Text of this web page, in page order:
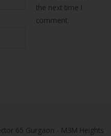
the next time I
comment.
65 Gurgaon - M3M Heights